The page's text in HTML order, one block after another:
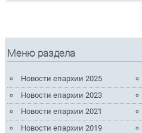
Меню раздела
Новости епархии 2025
Новости епархии 2023
Новости епархии 2021
Новости епархии 2019